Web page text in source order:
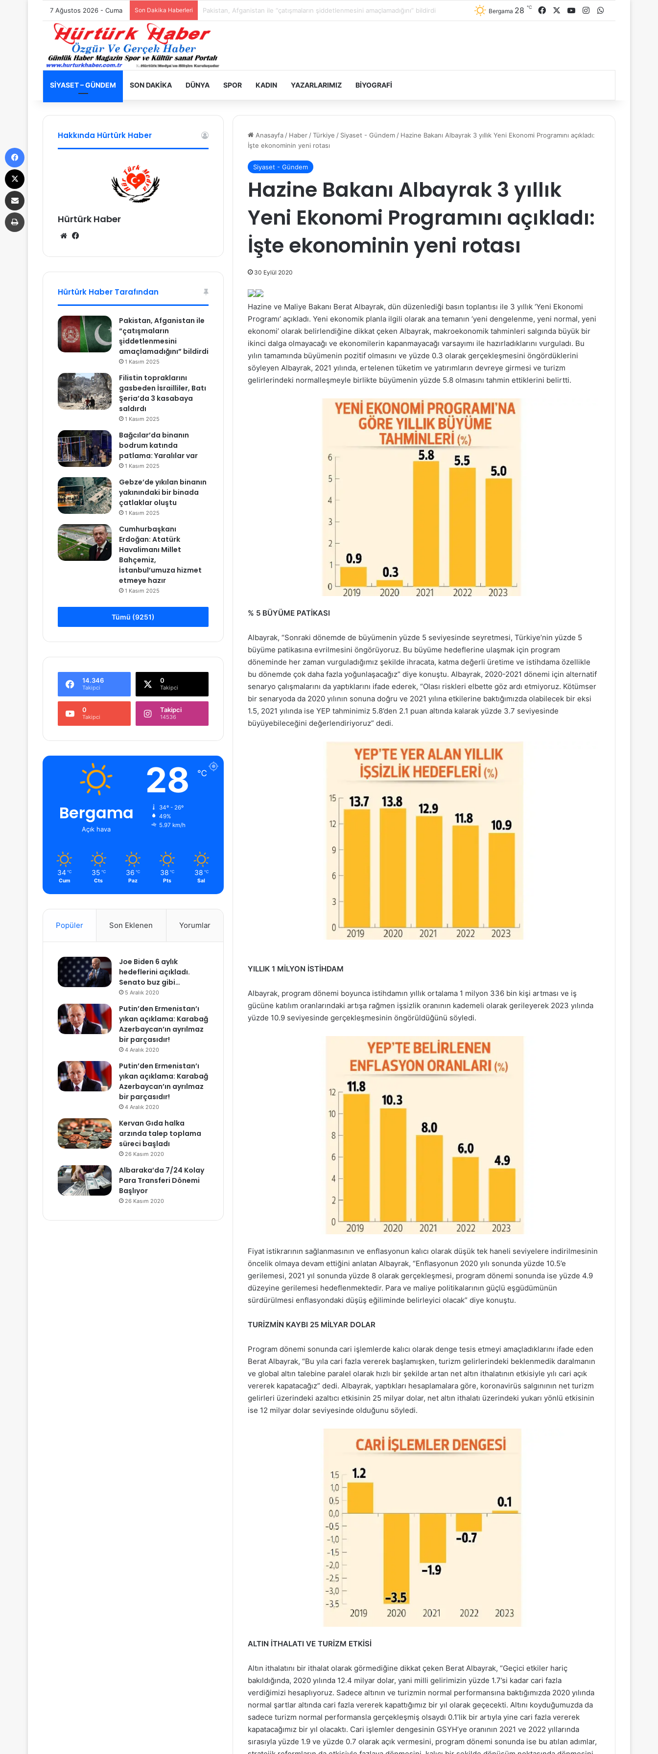
7 Ağustos 2026 - Cuma Son Dakika Haberleri Filistin topraklarını gasbeden İsrailliler, Batı Şeria’da 3 kasabaya saldırdı Bergama 28 ℃ Facebook YouTubeInstagram
SIYASET – GÜNDEM SON DAKIKA DÜNYA SPOR KADIN YAZARLARIMIZ BIYOGRAFI
Anasayfa / Haber /Türkiye / Siyaset - Gündem / Hazine Bakanı Albayrak 3 yıllık Yeni Ekonomi Programını açıkladı:
İşte ekonominin yeni rotası
Siyaset - Gündem
Hazine Bakanı Albayrak 3 yıllık
Yeni Ekonomi Programını açıkladı:
İşte ekonominin yeni rotası
30 Eylül 2020
Hazine ve Maliye Bakanı Berat Albayrak, dün düzenlediği basın toplantısı ile 3 yıllık ‘Yeni Ekonomi
Programı’ açıkladı. Yeni ekonomik planla ilgili olarak ana temanın ‘yeni dengelenme, yeni normal, yeni
ekonomi’ olarak belirlendiğine dikkat çeken Albayrak, makroekonomik tahminleri salgında büyük bir
ikinci dalga olmayacağı ve ekonomilerin kapanmayacağı varsayımı ile hazırladıklarını vurguladı. Bu
yılın tamamında büyümenin pozitif olmasını ve yüzde 0.3 olarak gerçekleşmesini öngördüklerini
söyleyen Albayrak, 2021 yılında, ertelenen tüketim ve yatırımların devreye girmesi ve turizm
gelirlerindeki normalleşmeyle birlikte büyümenin yüzde 5.8 olmasını tahmin ettiklerini belirtti.
% 5 BÜYÜME PATİKASI
Albayrak, “Sonraki dönemde de büyümenin yüzde 5 seviyesinde seyretmesi, Türkiye’nin yüzde 5
büyüme patikasına evrilmesini öngörüyoruz. Bu büyüme hedeflerine ulaşmak için program
döneminde her zaman vurguladığımız şekilde ihracata, katma değerli üretime ve istihdama özellikle
bu dönemde çok daha fazla yoğunlaşacağız” diye konuştu. Albayrak, 2020-2021 dönemi için alternatif
senaryo çalışmalarını da yaptıklarını ifade ederek, “Olası riskleri elbette göz ardı etmiyoruz. Kötümser
bir senaryoda da 2020 yılının sonuna doğru ve 2021 yılına etkilerine baktığımızda olabilecek bir eksi
1.5, 2021 yılında ise YEP tahminimiz 5.8’den 2.1 puan altında kalarak yüzde 3.7 seviyesinde
büyüyebileceğini değerlendiriyoruz” dedi.
YILLIK 1 MİLYON İSTİHDAM
Albayrak, program dönemi boyunca istihdamın yıllık ortalama 1 milyon 336 bin kişi artması ve iş
gücüne katılım oranlarındaki artışa rağmen işsizlik oranının kademeli olarak gerileyerek 2023 yılında
yüzde 10.9 seviyesinde gerçekleşmesinin öngörüldüğünü söyledi.
Fiyat istikrarının sağlanmasının ve enflasyonun kalıcı olarak düşük tek haneli seviyelere indirilmesinin
öncelik olmaya devam ettiğini anlatan Albayrak, “Enflasyonun 2020 yılı sonunda yüzde 10.5’e
gerilemesi, 2021 yıl sonunda yüzde 8 olarak gerçekleşmesi, program dönemi sonunda ise yüzde 4.9
düzeyine gerilemesi hedeflenmektedir. Para ve maliye politikalarının güçlü eşgüdümünün
sürdürülmesi enflasyondaki düşüş eğiliminde belirleyici olacak” diye konuştu.
TURİZMİN KAYBI 25 MİLYAR DOLAR
Program dönemi sonunda cari işlemlerde kalıcı olarak denge tesis etmeyi amaçladıklarını ifade eden
Berat Albayrak, “Bu yıla cari fazla vererek başlamışken, turizm gelirlerindeki beklenmedik daralmanın
ve global altın talebine paralel olarak hızlı bir şekilde artan net altın ithalatının etkisiyle yılı cari açık
vererek kapatacağız” dedi. Albayrak, yaptıkları hesaplamalara göre, koronavirüs salgınının net turizm
gelirleri üzerindeki azaltıcı etkisinin 25 milyar dolar, net altın ithalatı üzerindeki yukarı yönlü etkisinin
ise 12 milyar dolar seviyesinde olduğunu söyledi.
ALTIN İTHALATI VE TURİZM ETKİSİ
Altın ithalatını bir ithalat olarak görmediğine dikkat çeken Berat Albayrak, “Geçici etkiler hariç
bakıldığında, 2020 yılında 12.4 milyar dolar, yani milli gelirimizin yüzde 1.7’si kadar cari fazla
verdiğimizi hesaplıyoruz. Sadece altının ve turizmin normal performansına baktığımızda 2020 yılında
normal şartlar altında cari fazla vererek kapattığımız bir yıl olarak geçecekti. Altını koyduğumuzda da
sadece turizm normal performansla gerçekleşmiş olsaydı 0.1’lik bir artıyla yine cari fazla vererek
kapatacağımız bir yıl olacaktı. Cari işlemler dengesinin GSYH’ye oranının 2021 ve 2022 yıllarında
sırasıyla yüzde 1.9 ve yüzde 0.7 olarak açık vermesini, program dönemi sonunda ise bu atılan adımlar,
Hakkında Hürtürk Haber
Hürtürk Haber
We
sit
esi
bo
ok
Hürtürk Haber Tarafından
Pakistan, Afganistan ile
“çatışmaların
şiddetlenmesini
amaçlamadığını” bildirdi
1 Kasım 2025
Filistin topraklarını
gasbeden İsrailliler, Batı
Şeria’da 3 kasabaya
saldırdı
1 Kasım 2025
Bağcılar’da binanın
bodrum katında
patlama: Yaralılar var
1 Kasım 2025
Gebze’de yıkılan binanın
yakınındaki bir binada
çatlaklar oluştu
1 Kasım 2025
Cumhurbaşkanı
Erdoğan: Atatürk
Havalimanı Millet
Bahçemiz,
İstanbul’umuza hizmet
etmeye hazır
1 Kasım 2025
Tümü (9251)
14.346
Takipci
0
Takipci
0
Takipci
Takipci
14536
Bergama
Açık hava
28 ℃
34º - 26º
49%
5.97 km/h
34 ℃
Cum
35 ℃
Cts
36 ℃
Paz
38 ℃
Pts
38 ℃
Sal
Popüler Son Eklenen Yorumlar
Joe Biden 6 aylık
hedeflerini açıkladı.
Senato buz gibi…
5 Aralık 2020
Putin’den Ermenistan’ı
yıkan açıklama: Karabağ
Azerbaycan’ın ayrılmaz
bir parçasıdır!
4 Aralık 2020
Putin’den Ermenistan’ı
yıkan açıklama: Karabağ
Azerbaycan’ın ayrılmaz
bir parçasıdır!
4 Aralık 2020
Kervan Gıda halka
arzında talep toplama
süreci başladı
26 Kasım 2020
Albaraka’da 7/24 Kolay
Para Transferi Dönemi
Başlıyor
26 Kasım 2020